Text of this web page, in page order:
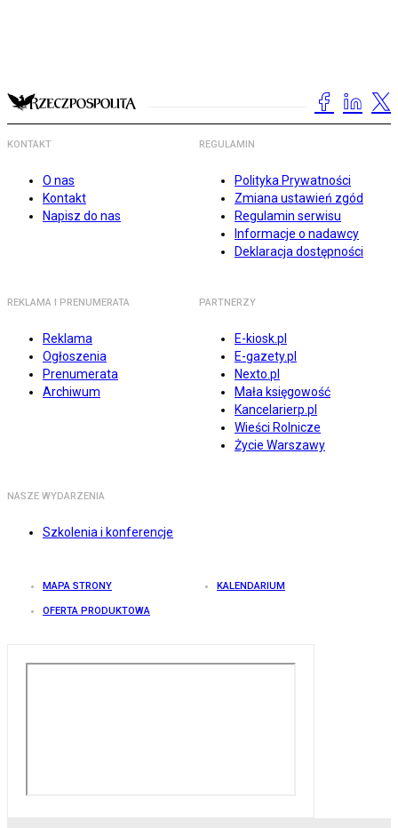
KONTAKT
O nas
Kontakt
Napisz do nas
REGULAMIN
Polityka Prywatności
Zmiana ustawień zgód
Regulamin serwisu
Informacje o nadawcy
Deklaracja dostępności
REKLAMA I PRENUMERATA
Reklama
Ogłoszenia
Prenumerata
Archiwum
PARTNERZY
E-kiosk.pl
E-gazety.pl
Nexto.pl
Mała księgowość
Kancelarierp.pl
Wieści Rolnicze
Życie Warszawy
NASZE WYDARZENIA
Szkolenia i konferencje
MAPA STRONY KALENDARIUM
OFERTA PRODUKTOWA